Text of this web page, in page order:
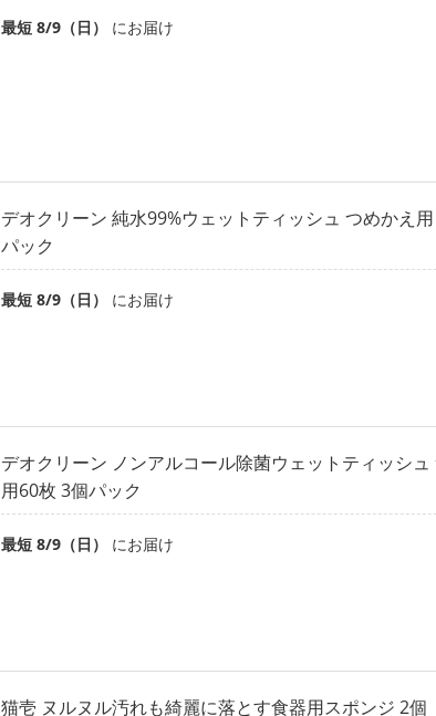
最短 8/9（日） にお届け
デオクリーン 純水99%ウェットティッシュ つめかえ
パック
最短 8/9（日） にお届け
デオクリーン ノンアルコール除菌ウェットティッシュ
用60枚 3個パック
最短 8/9（日） にお届け
猫壱 ヌルヌル汚れも綺麗に落とす食器用スポンジ 2個